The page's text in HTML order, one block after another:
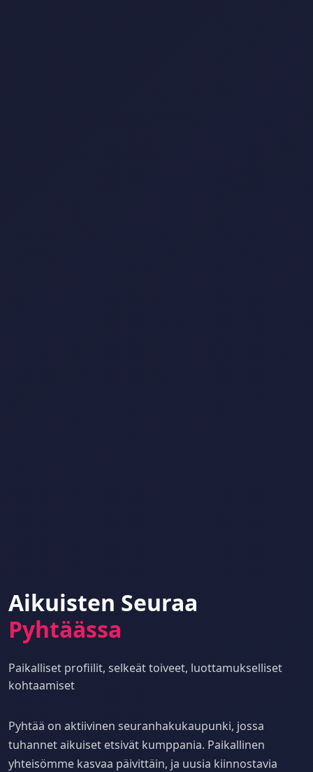
Aikuisten Seuraa
Pyhtäässa
Paikalliset profiilit, selkeät toiveet, luottamukselliset
kohtaamiset
Pyhtää on aktiivinen seuranhakukaupunki, jossa
tuhannet aikuiset etsivät kumppania. Paikallinen
yhteisömme kasvaa päivittäin, ja uusia kiinnostavia